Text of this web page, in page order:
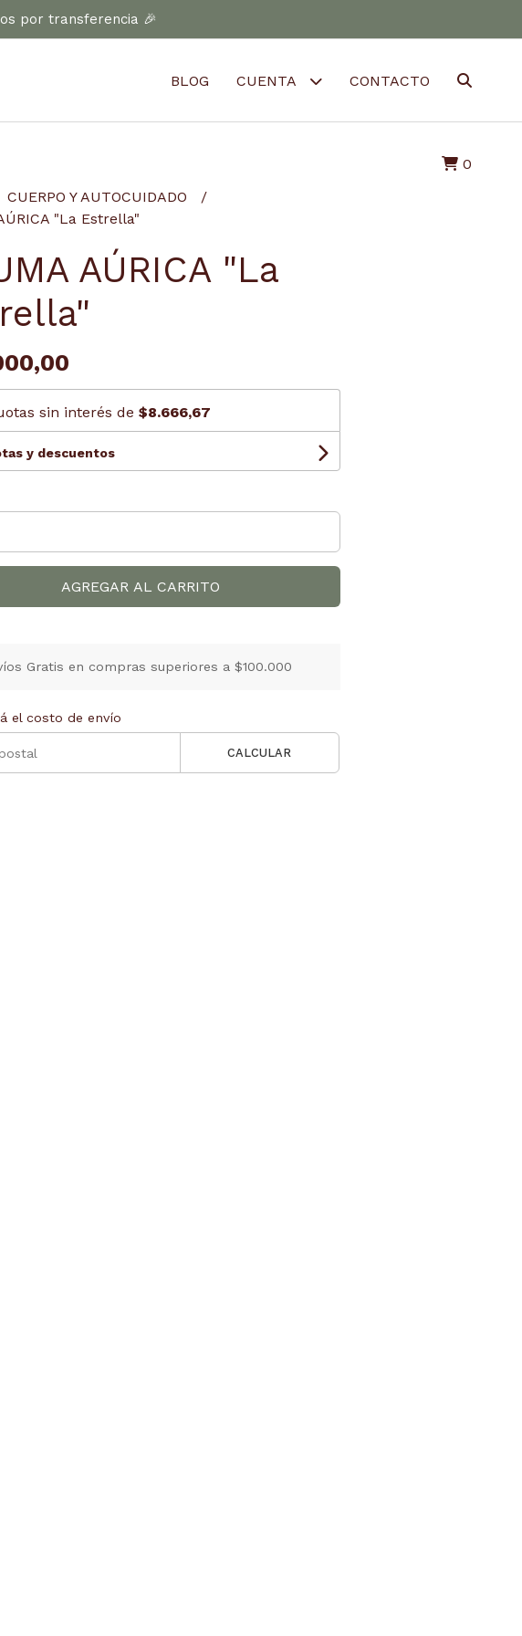
por transferencia 🎉
BLOG CUENTA CONTACTO
0
CUERPO Y AUTOCUIDADO
"La Estrella"
AÚRICA "La
sin interés de $8.666,67
y descuentos
AGREGAR AL CARRITO
Gratis en compras superiores a $100.000
el costo de envío
CALCULAR